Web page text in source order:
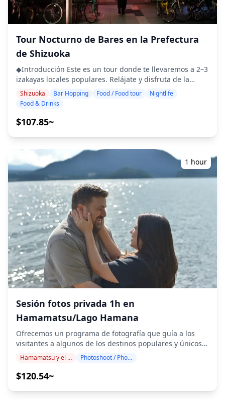
Datos de fotos (más de 100 archivos originales) ・
Corrección de color de hasta 10 fotos a solicitud Tenga
en cuenta: La edición no incluye retoques ni alteraciones
de la forma del cuerpo, rasgos faciales, fondos ni
eliminación de objetos. **Qué no está incluido** ・
Tarifas de entrada o reservas de entradas para
instalaciones de pago (Las tarifas de entrada del
fotógrafo, si corresponde, deben ser cubiertas por el
cliente.) ・Costos de transporte al lugar de la sesión
para el cliente ・Si el cliente desea fotografiar en
múltiples ubicaciones, los costos de transporte del
tiempo reservado serán asumidos por el cliente. ・
Pueden aplicarse tarifas adicionales si el lugar de la
informará con anticipación si esto aplica.) ・Cualquier
otro gasto personal **Notas importantes antes/después
de la reserva** ・Después de confirmar su reserva, se le
invitará a un chat grupal de LINE con su fotógrafo
asignado para garantizar una comunicación fluida
durante la sesión. Asegúrese de tener la aplicación LINE
instalada de antemano. (Por favor, infórmenos si tiene
algún problema al usar LINE.) ・Si desea tomar fotos en
resorts, restaurantes, hoteles u otras instalaciones que
requieran permiso previo, asegúrese de obtener el
permiso de fotografía necesario con anticipación por su
cuenta.
por un adulto. ・El alcohol se sirve solo a participantes
mayores de 20 años (la edad legal para beber en Japón).
・Ten en cuenta que las comidas se preparan en una
cocina separada de Holiday Travel, por lo que no
podemos garantizar comidas libres de alérgenos ni
adaptarnos a restricciones dietéticas. ◆Hamamatsu y el
lago Hamana – Comida y Vida Nocturna El área de
Hamamatsu y el lago Hamana es conocida por sus
especialidades locales, como platos de anguila y gyoza.
Para aquellos que quieran disfrutar de un recorrido de
bares por la noche, el área alrededor de la estación de
Hamamatsu es especialmente recomendada. Aquí, los
izakayas y bares se agrupan a poca distancia, lo que
permite visitar dos o tres lugares en una noche. En
contraste, el área del lago Hamana se centra en posadas
y restaurantes turísticos, con opciones gastronómicas
limitadas disponibles por la noche. Como resultado, es
más adecuado para disfrutar de una comida y bebidas
relajadas en un solo lugar junto al lago. La mejor área
depende del estilo de noche que te gustaría
experimentar, así que no dudes en consultarnos
primero.
Tour Nocturno de Bares en la Prefectura
de Shizuoka
◆Introducción Este es un tour donde te llevaremos a 2–3
izakayas locales populares. Relájate y disfruta de la
comida y bebidas regionales a un ritmo cómodo. Solo
trae efectivo contigo y déjanos el resto a nosotros.
・Elige tu área preferida: La ubicación deseada dentro
áreas dentro de la prefectura de Shizuoka) ・Disfruta de
la tranquilidad con un guía amigable, incluso en lugares
donde no se hable inglés ・El tour en grupos pequeños
asegura una experiencia más personal y auténtica
◆Incluido ・Alrededor de 6 bebidas en total ・Cena:
platos de izakaya y especialidades locales ・Visita a 2–3
lugares, como puestos de comida, izakayas o bares,
junto con un guía local ◆No Incluido ・Recogida y
regreso al hotel ・Propinas ・Gastos de transporte ・
Bebidas o comidas adicionales no incluidas en la tarifa
del tour ・Gastos personales o compras ◆Información
Adicional ・El número máximo de participantes para
este tour es de 8. ・Los niños deben estar acompañados
por un adulto. ・El alcohol se sirve solo a participantes
mayores de 20 años (la edad legal para beber en Japón).
・Ten en cuenta que las comidas se preparan en una
cocina separada de Holiday Travel, por lo que no
podemos garantizar comidas libres de alérgenos ni
adaptarnos a restricciones dietéticas. ◆Shizuoka –
Comida y Vida Nocturna En la ciudad de Shizuoka, el
distrito de Ryogaecho es un centro clave de vida
nocturna, con izakayas y bares de aperitivos que sirven
oden de Shizuoka y platos de camarones sakura
combinados con sake local. Alrededor de la estación de
Shimizu, los izakayas portuarios destacan los mariscos
frescos en un ambiente informal. En el distrito de
Shizuoka Bar Hopping Food / Food tour
Nightlife
Food & Drinks
$107.85~
1 hour
Sesión fotos privada 1h en
Hamamatsu/Lago Hamana
Ofrecemos un programa de fotografía que guía a los
visitantes a algunos de los destinos populares y únicos
de Hamamatsu/Lago Hamana. Dirigido por fotógrafos
altamente cualificados, nuestro programa se adapta a su
horario de viaje, capturando composiciones naturales e
favor, comparta su ubicación preferida con nosotros!) Las
Hamamatsu y el lago Hamana Photoshoot / Photo tour
$120.54~